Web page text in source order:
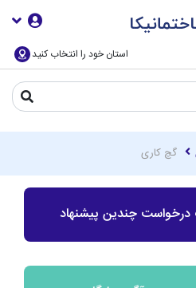
استان خود را انتخاب کنید
گچ کاری
چندین پیشنهاد